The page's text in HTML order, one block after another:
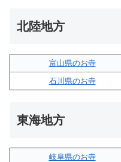
北陸地方
富山県のお寺
石川県のお寺
東海地方
岐阜県のお寺